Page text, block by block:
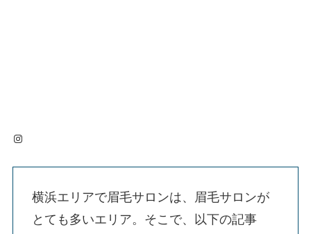
Instagram
横浜エリアで眉毛サロンは、眉毛サロンが
とても多いエリア。そこで、以下の記事